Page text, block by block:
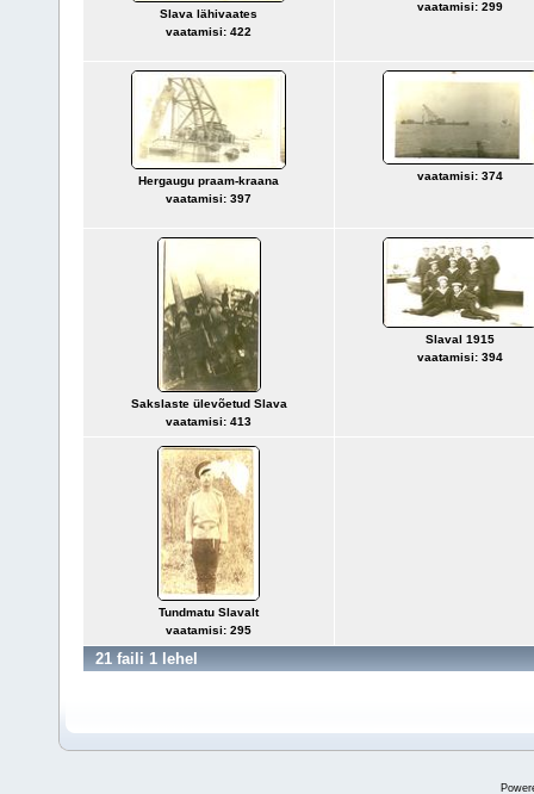
Slava lähivaates
vaatamisi: 422
vaatamisi: 299
Hergaugu praam-kraana
vaatamisi: 397
vaatamisi: 374
Sakslaste ülevõetud Slava
vaatamisi: 413
Slaval 1915
vaatamisi: 394
Tundmatu Slavalt
vaatamisi: 295
21 faili 1 lehel